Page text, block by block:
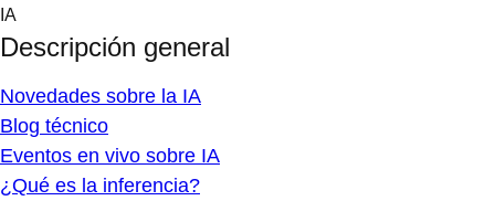
Skip
content
IA
Descripción general
Novedades sobre la IA
Blog técnico
Eventos en vivo sobre IA
¿Qué es la inferencia?